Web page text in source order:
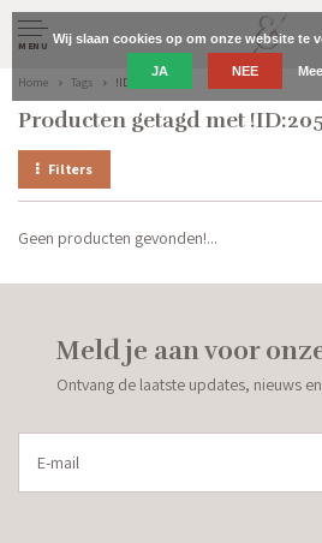
MENU
Home Tags !ID:20588799
Producten getagd met
Filters
Geen producten gevonden!...
Meld je aan voor
Ontvang de laatste updates, nieuws
Wij slaan cookies op om onze website te
JA NEE